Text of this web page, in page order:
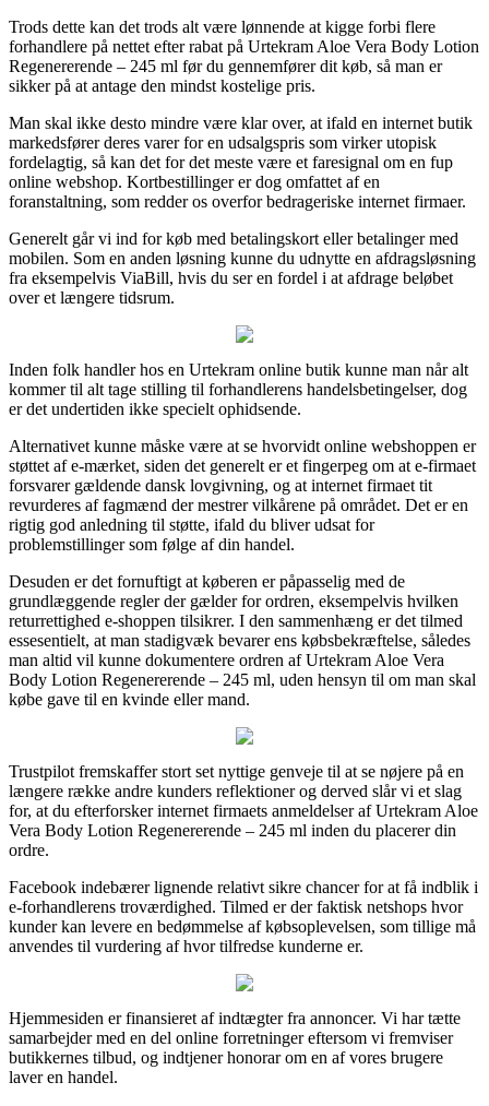
Trods dette kan det trods alt være lønnende at kigge forbi flere
forhandlere på nettet efter rabat på Urtekram Aloe Vera Body Lotion
Regenererende – 245 ml før du gennemfører dit køb, så man er
sikker på at antage den mindst kostelige pris.
Man skal ikke desto mindre være klar over, at ifald en internet butik
markedsfører deres varer for en udsalgspris som virker utopisk
fordelagtig, så kan det for det meste være et faresignal om en fup
online webshop. Kortbestillinger er dog omfattet af en
foranstaltning, som redder os overfor bedrageriske internet firmaer.
Generelt går vi ind for køb med betalingskort eller betalinger med
mobilen. Som en anden løsning kunne du udnytte en afdragsløsning
fra eksempelvis ViaBill, hvis du ser en fordel i at afdrage beløbet
over et længere tidsrum.
Inden folk handler hos en Urtekram online butik kunne man når alt
kommer til alt tage stilling til forhandlerens handelsbetingelser, dog
er det undertiden ikke specielt ophidsende.
Alternativet kunne måske være at se hvorvidt online webshoppen er
støttet af e-mærket, siden det generelt er et fingerpeg om at e-firmaet
forsvarer gældende dansk lovgivning, og at internet firmaet tit
revurderes af fagmænd der mestrer vilkårene på området. Det er en
rigtig god anledning til støtte, ifald du bliver udsat for
problemstillinger som følge af din handel.
Desuden er det fornuftigt at køberen er påpasselig med de
grundlæggende regler der gælder for ordren, eksempelvis hvilken
returrettighed e-shoppen tilsikrer. I den sammenhæng er det tilmed
essesentielt, at man stadigvæk bevarer ens købsbekræftelse, således
man altid vil kunne dokumentere ordren af Urtekram Aloe Vera
Body Lotion Regenererende – 245 ml, uden hensyn til om man skal
købe gave til en kvinde eller mand.
Trustpilot fremskaffer stort set nyttige genveje til at se nøjere på en
længere række andre kunders reflektioner og derved slår vi et slag
for, at du efterforsker internet firmaets anmeldelser af Urtekram Aloe
Vera Body Lotion Regenererende – 245 ml inden du placerer din
ordre.
Facebook indebærer lignende relativt sikre chancer for at få indblik i
e-forhandlerens troværdighed. Tilmed er der faktisk netshops hvor
kunder kan levere en bedømmelse af købsoplevelsen, som tillige må
anvendes til vurdering af hvor tilfredse kunderne er.
Hjemmesiden er finansieret af indtægter fra annoncer. Vi har tætte
samarbejder med en del online forretninger eftersom vi fremviser
butikkernes tilbud, og indtjener honorar om en af vores brugere
laver en handel.